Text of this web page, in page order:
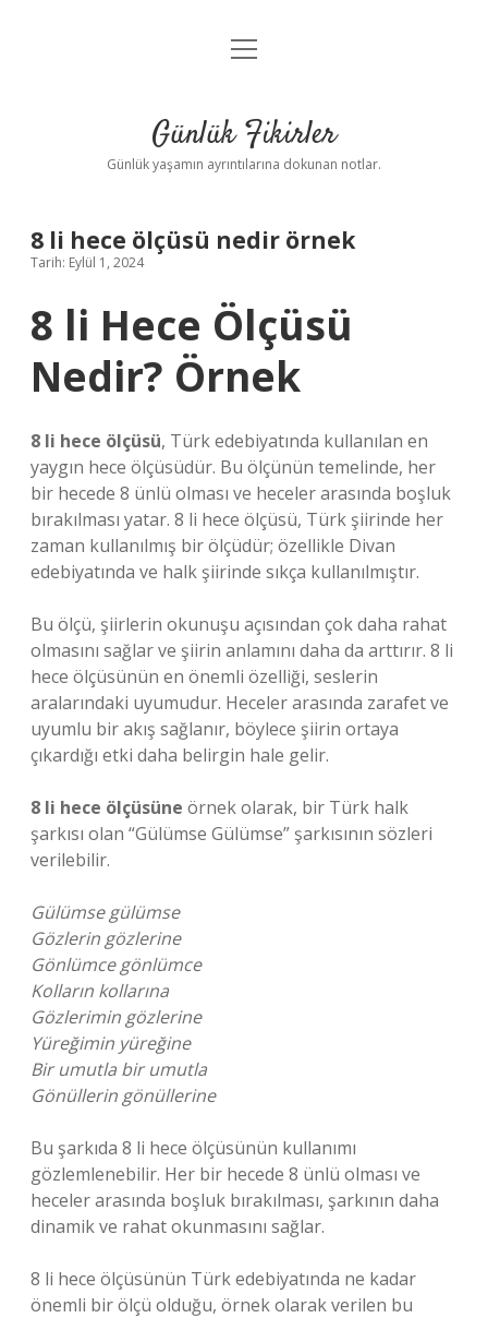
Anasayfa
Yasal Uyarı
menüyü
Günlük Fikirler
Günlük yaşamın ayrıntılarına dokunan notlar.
8 li hece ölçüsü nedir örnek
Tarih: Eylül 1, 2024
8 li Hece Ölçüsü
Nedir? Örnek
8 li hece ölçüsü, Türk edebiyatında kullanılan en
yaygın hece ölçüsüdür. Bu ölçünün temelinde, her
bir hecede 8 ünlü olması ve heceler arasında boşluk
bırakılması yatar. 8 li hece ölçüsü, Türk şiirinde her
zaman kullanılmış bir ölçüdür; özellikle Divan
edebiyatında ve halk şiirinde sıkça kullanılmıştır.
Bu ölçü, şiirlerin okunuşu açısından çok daha rahat
olmasını sağlar ve şiirin anlamını daha da arttırır. 8 li
hece ölçüsünün en önemli özelliği, seslerin
aralarındaki uyumudur. Heceler arasında zarafet ve
uyumlu bir akış sağlanır, böylece şiirin ortaya
çıkardığı etki daha belirgin hale gelir.
8 li hece ölçüsüne örnek olarak, bir Türk halk
şarkısı olan “Gülümse Gülümse” şarkısının sözleri
verilebilir.
Gülümse gülümse
Gözlerin gözlerine
Gönlümce gönlümce
Kolların kollarına
Gözlerimin gözlerine
Yüreğimin yüreğine
Bir umutla bir umutla
Gönüllerin gönüllerine
Bu şarkıda 8 li hece ölçüsünün kullanımı
gözlemlenebilir. Her bir hecede 8 ünlü olması ve
heceler arasında boşluk bırakılması, şarkının daha
dinamik ve rahat okunmasını sağlar.
8 li hece ölçüsünün Türk edebiyatında ne kadar
önemli bir ölçü olduğu, örnek olarak verilen bu